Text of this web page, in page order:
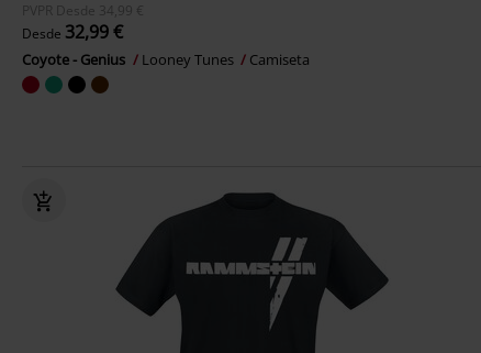
PVPR
Desde 34,99 €
Desde 32,99 €
Coyote - Genius Looney Tunes Camiseta